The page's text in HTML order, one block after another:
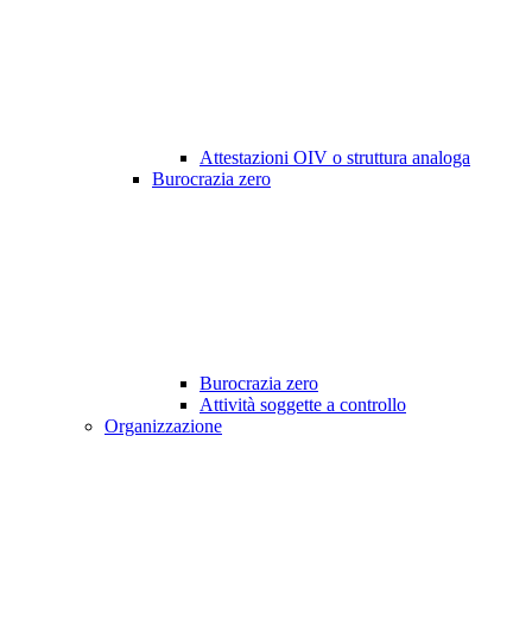
Attestazioni OIV o struttura analoga
Burocrazia zero
Burocrazia zero
Attività soggette a controllo
Organizzazione